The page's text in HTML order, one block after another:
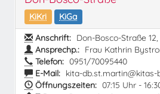
KiKri
KiGa
Anschrift: Don-Bosco-Straße
Ansprechp.: Frau Kathrin
Telefon: 0951/70095440
E-Mail: kita-db.st.martin@kitas-
Öffnungszeiten: 07:15 Uhr -